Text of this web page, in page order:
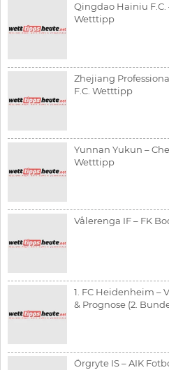
Qingdao Hainiu F.C.
Wetttipp
Zhejiang
F.C. Wetttipp
Yunnan Yukun –
Wetttipp
Vålerenga IF – FK
1. FC Heidenheim –
& Prognose (2.
Örgryte IS – AIK